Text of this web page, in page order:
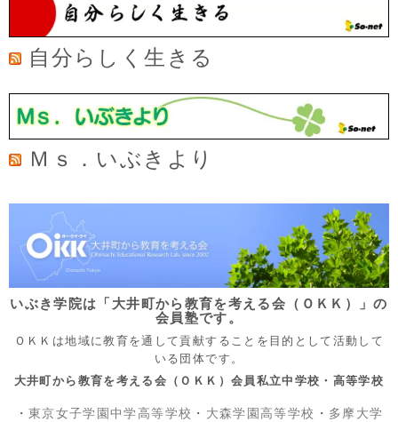
自分らしく生きる
Ｍｓ．いぶきより
いぶき学院は「大井町から教育を考える会（ＯＫＫ）」の
会員塾です。
ＯＫＫは地域に教育を通して貢献することを目的として活動して
いる団体です。
大井町から教育を考える会（ＯＫＫ）会員私立中学校・高等学校
・ 東京女子学園中学高等学校 ・ 大森学園高等学校 ・ 多摩大学